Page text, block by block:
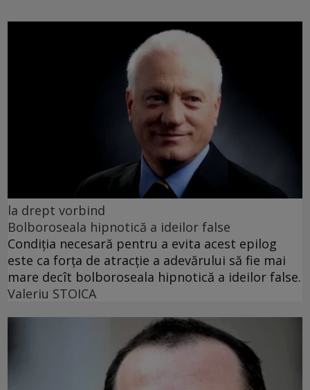
la drept vorbind
Bolboroseala hipnotică a ideilor false
Condiția necesară pentru a evita acest epilog
este ca forța de atracție a adevărului să fie mai
mare decît bolboroseala hipnotică a ideilor false.
Valeriu STOICA